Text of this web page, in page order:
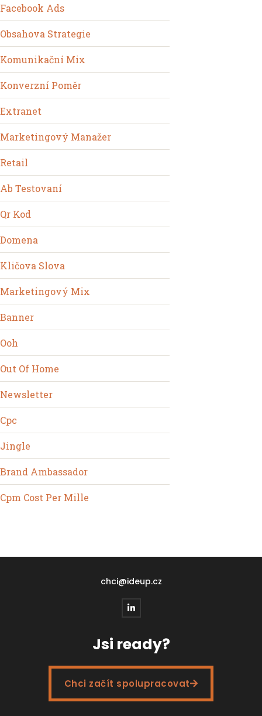
Facebook Ads
Obsahova Strategie
Komunikační Mix
Konverzní Poměr
Extranet
Marketingový Manažer
Retail
Ab Testovaní
Qr Kod
Domena
Kličova Slova
Marketingový Mix
Banner
Ooh
Out Of Home
Newsletter
Cpc
Jingle
Brand Ambassador
Cpm Cost Per Mille
chci@ideup.cz
Jsi ready?
Chci začít spolupracovat